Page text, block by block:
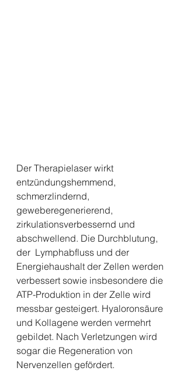
Der Therapielaser wirkt
entzündungshemmend,
schmerzlindernd,
geweberegenerierend,
zirkulationsverbessernd und
abschwellend. Die Durchblutung,
der  Lymphabfluss und der
Energiehaushalt der Zellen werden
verbessert sowie insbesondere die
ATP-Produktion in der Zelle wird
messbar gesteigert. Hyaloronsäure
und Kollagene werden vermehrt
gebildet. Nach Verletzungen wird
sogar die Regeneration von
Nervenzellen gefördert.